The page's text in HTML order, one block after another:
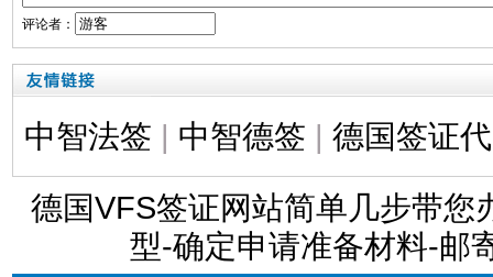
评论者：
中智法签 | 中智德签 | 德国签证
德国VFS签证网站简单几步带您
型-确定申请准备材料-邮